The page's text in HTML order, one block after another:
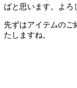
ばと思います。よろ
先ずはアイテムのご
たしますね。